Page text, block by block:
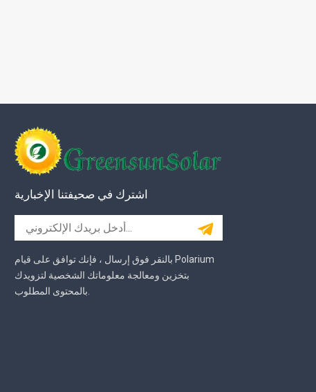
اشترك في صحيفتنا الإخبارية
بالنقر فوق إرسال ، فإنك توافق على قيام Polarium
بتخزين ومعالجة معلوماتك الشخصية لتزويدك